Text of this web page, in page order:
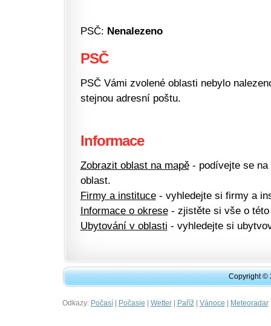
PSČ: Nenalezeno
PSČ
PSČ Vámi zvolené oblasti nebylo
stejnou adresní poštu.
Informace
Zobrazit oblast na mapě- podívejte se na
oblast.
Firmy a instituce- vyhledejte si firmy a
Informace o okrese- zjistěte si vše o této
Ubytování v oblasti - vyhledejte si
Copyright ©
Odkazy: Počasí| Počasie | Wetter| Paříž| Vánoce | Meteoradar